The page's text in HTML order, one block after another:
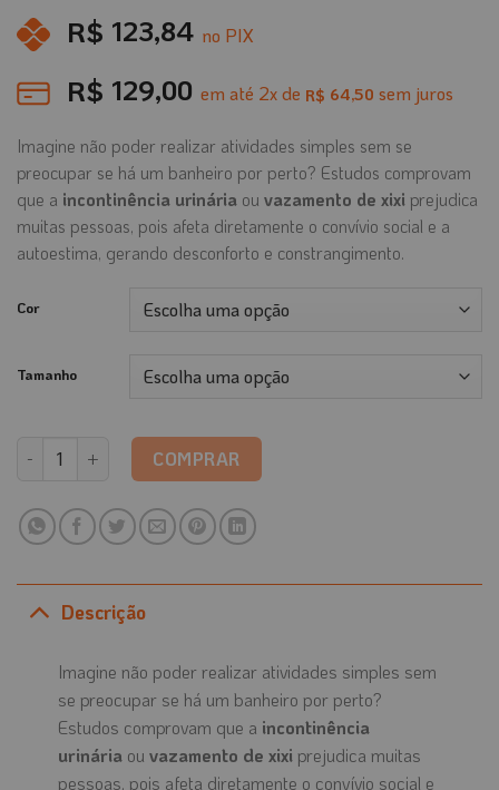
R$ 123,84 no PIX
R$ 129,00 em até 2x de R$ 64,50 sem juros
Imagine não poder realizar atividades simples sem se
preocupar se há um banheiro por perto? Estudos comprovam
que a incontinência urinária ou vazamento de xixi prejudica
muitas pessoas, pois afeta diretamente o convívio social e a
autoestima, gerando desconforto e constrangimento.
Cor
Tamanho
Roupa Íntima Absorvente Unissex Cavada Adulto quantidade
COMPRAR
Descrição
Imagine não poder realizar atividades simples sem
se preocupar se há um banheiro por perto?
Estudos comprovam que a incontinência
urináriaou vazamento de xixiprejudica muitas
pessoas, pois afeta diretamente o convívio social e